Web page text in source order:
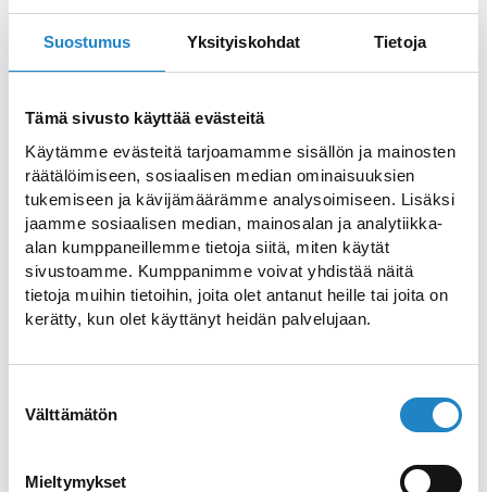
Suostumus Yksityiskohdat Tietoja
Tämä sivusto käyttää evästeitä
Käytämme evästeitä tarjoamamme sisällön ja mainosten
räätälöimiseen, sosiaalisen median ominaisuuksien
tukemiseen ja kävijämäärämme analysoimiseen. Lisäksi
jaamme sosiaalisen median, mainosalan ja analytiikka-
alan kumppaneillemme tietoja siitä, miten käytät
sivustoamme. Kumppanimme voivat yhdistää näitä
tietoja muihin tietoihin, joita olet antanut heille tai joita on
kerätty, kun olet käyttänyt heidän palvelujaan.
valinta
Välttämätön
Mieltymykset
kotimuseo, joka esittelee presidentti P. E.
elämää sekä Kotkaniemen tilan arkea
Luumäellä. Pehrin ja Ellenin ajalle 1920–
1930-lukujen asuun palautetut
kotimuseohuoneet ovat sisustettu
alkuperäisin kalustein ja esinein. Nykyisen
museokokonaisuuteen kuuluu kotimuseon
lisäksi puutarha, luontopolku ja kahvila.
Sekä museo että puutarha on entisöity
1920-1930-lukujen asuun.
Kotkaniemi on säännöllisesti avoinna